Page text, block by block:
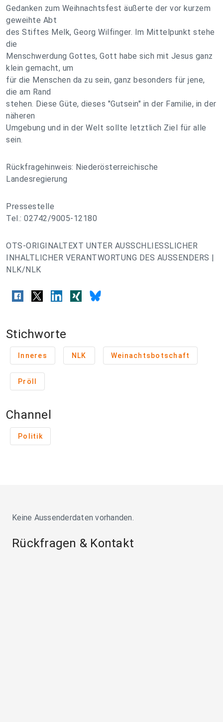
Gedanken zum Weihnachtsfest äußerte der vor kurzem
geweihte Abt
des Stiftes Melk, Georg Wilfinger. Im Mittelpunkt stehe
die
Menschwerdung Gottes, Gott habe sich mit Jesus ganz
klein gemacht, um
für die Menschen da zu sein, ganz besonders für jene,
die am Rand
stehen. Diese Güte, dieses "Gutsein" in der Familie, in der
näheren
Umgebung und in der Welt sollte letztlich Ziel für alle
sein.
Rückfragehinweis: Niederösterreichische
Landesregierung
Pressestelle
Tel.: 02742/9005-12180
OTS-ORIGINALTEXT UNTER AUSSCHLIESSLICHER
INHALTLICHER VERANTWORTUNG DES AUSSENDERS |
NLK/NLK
Stichworte
Inneres NLK Weinachtsbotschaft
Pröll
Channel
Politik
Keine Aussenderdaten vorhanden.
Rückfragen & Kontakt